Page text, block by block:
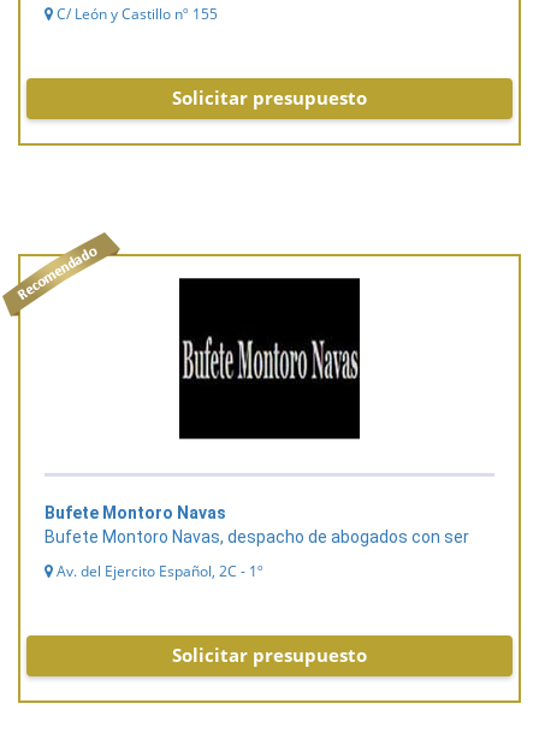
C/ León y Castillo nº 155
Solicitar presupuesto
Bufete Montoro Navas
Bufete Montoro Navas, despacho de abogados con ser
Av. del Ejercito Español, 2C - 1º
Solicitar presupuesto